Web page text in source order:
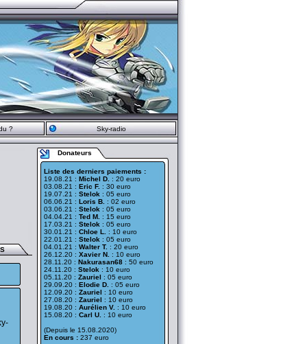
? Sky-radio
Donateurs
Liste des derniers paiements :
19.08.21 : Michel D.
: 20 euro
03.08.21 : Eric F. : 30 euro
19.07.21 : Stelok : 05 euro
06.06.21 : Loris B.
: 02 euro
03.06.21 : Stelok : 05 euro
04.04.21 : Ted M.
: 15 euro
17.03.21 : Stelok : 05 euro
30.01.21 : Chloe L.
: 10 euro
22.01.21 : Stelok : 05 euro
04.01.21 : Walter T. : 20 euro
26.12.20 : Xavier N.
: 10 euro
28.11.20 : Nakurasan68 : 50 euro
24.11.20 : Stelok : 10 euro
05.11.20 : Zauriel : 05 euro
29.09.20 : Elodie D.
: 05 euro
12.09.20 : Zauriel : 10 euro
27.08.20 : Zauriel : 10 euro
19.08.20 : Aurélien V. : 10 euro
15.08.20 : Carl U.
: 10 euro
(Depuis le 15.08.2020)
En cours : 237 euro